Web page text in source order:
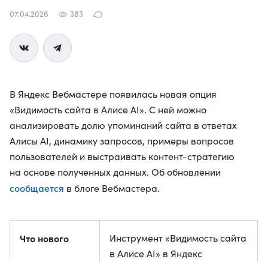
07.04.2026 383
В Яндекс Вебмастере появилась новая опция
«Видимость сайта в Алисе AI». С ней можно
анализировать долю упоминаний сайта в ответах
Алисы AI, динамику запросов, примеры вопросов
пользователей и выстраивать контент-стратегию
на основе полученных данных. Об обновлении
сообщается в блоге Вебмастера.
Что нового
Инструмент «Видимость сайта
в Алисе AI» в Яндекс